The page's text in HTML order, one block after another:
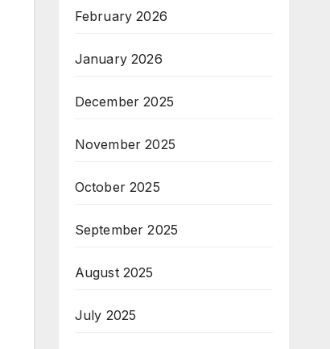
February 2026
January 2026
December 2025
November 2025
October 2025
September 2025
August 2025
July 2025